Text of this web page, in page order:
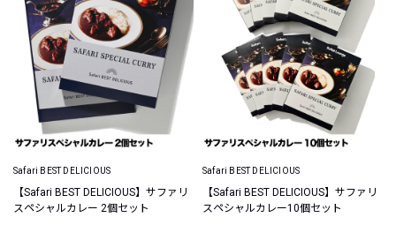
Safari BEST DELICIOUS
【Safari BEST DELICIOUS】サファリ
スペシャルカレー 2個セット
Safari BEST DELICIOUS
【Safari BEST DELICIOUS】サファリ
スペシャルカレー10個セット